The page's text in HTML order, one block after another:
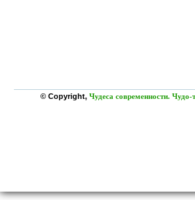
© Copyright, Чудеса современности. Чудо-